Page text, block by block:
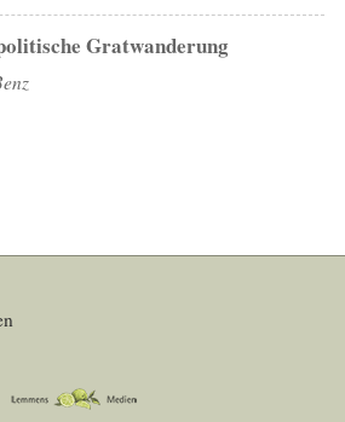
Gratwanderung